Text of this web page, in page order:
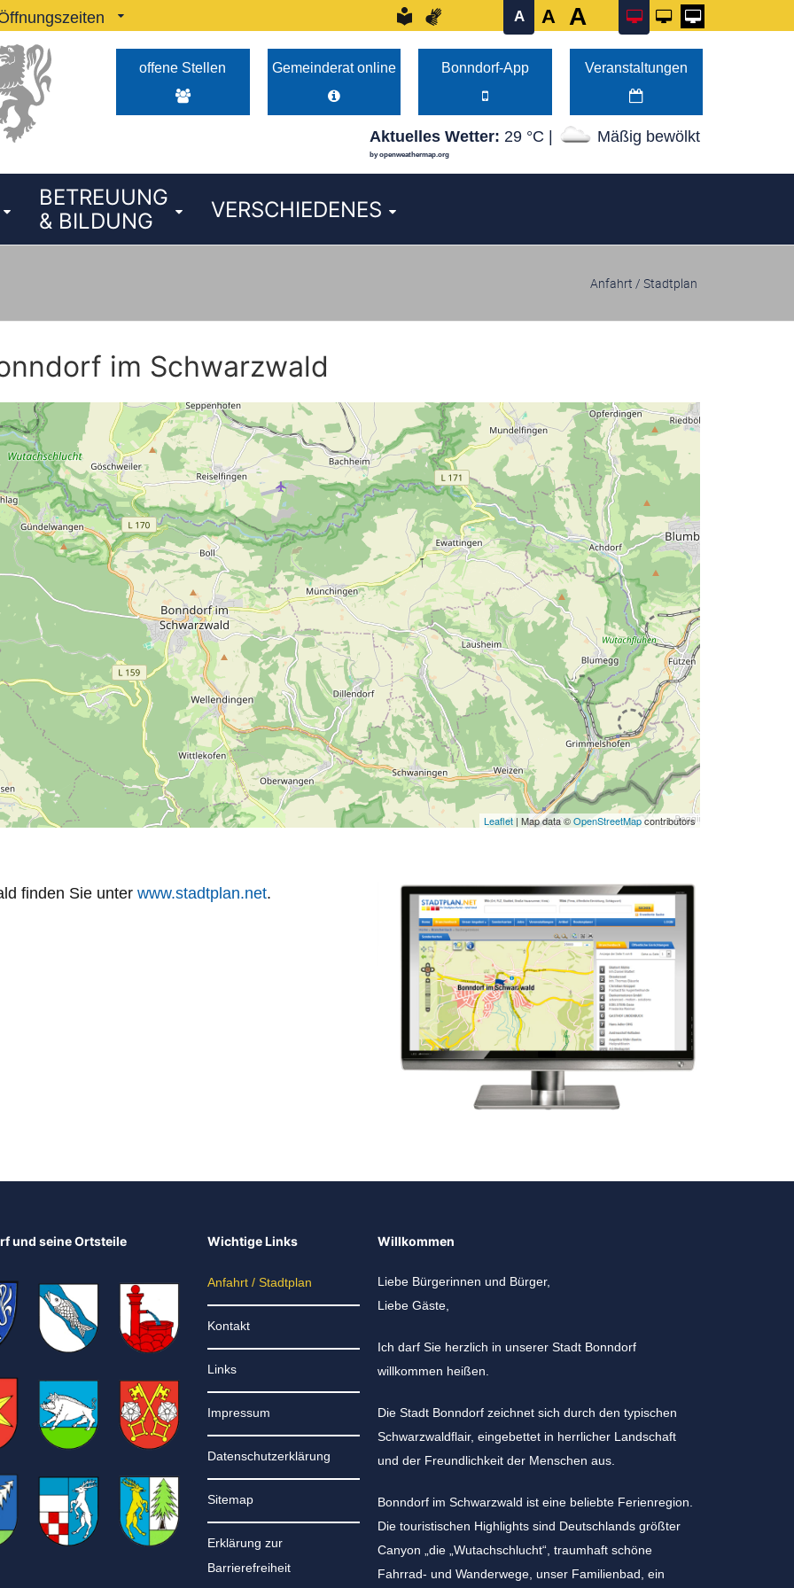
und 14:00–16:00 Uhr Dienstag von 08:00–12:00 Uhr und 14:00–16:00 Uhr Mittwoch von 08:00–12:00 Uhr
A A A
offene Stellen Gemeinderat online Bonndorf-App Veranstaltungen
by openweathermap.org
Aktuelles Wetter: 29 °C | Mäßig bewölkt
BETREUUNG
& BILDUNG
VERSCHIEDENES
Anfahrt / Stadtplan
im Schwarzwald
Leaflet | Map data ©OpenStreetMapcontributors
finden Sie unter www.stadtplan.net.
und seine Ortsteile Wichtige Links
Anfahrt / Stadtplan
Kontakt
Links
Impressum
Datenschutzerklärung
Sitemap
Erklärung zur
Barrierefreiheit
Willkommen
Liebe Bürgerinnen und Bürger,
Liebe Gäste,
Ich darf Sie herzlich in unserer Stadt Bonndorf
willkommen heißen.
Die Stadt Bonndorf zeichnet sich durch den typischen
Schwarzwaldflair, eingebettet in herrlicher Landschaft
und der Freundlichkeit der Menschen aus.
Bonndorf im Schwarzwald ist eine beliebte Ferienregion.
Die touristischen Highlights sind Deutschlands größter
Canyon „die „Wutachschlucht“, traumhaft schöne
Fahrrad- und Wanderwege, unser Familienbad, ein